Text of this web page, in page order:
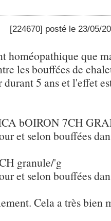
[224670] posté le 23/05/
homéopathique que
les bouffées de
5 ans et l'effet
bOIRON 7CH
et selon bouffées
granule/'g
et selon bouffées
Cela a très bien